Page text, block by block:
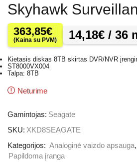
Skyhawk
363,85€
(Kaina su PVM) 14,18€ / 36
Kietasis diskas 8TB skirtas DVR/NVR
ST8000VX004
Talpa: 8TB
Neturime
Gamintojas: Seagate
SKU: XKD8SEAGATE
Kategorijos: Analoginė vaizdo apsauga,
Papildoma įranga